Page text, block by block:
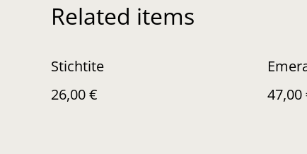
Related items
Stichtite
26,00 €
47,00